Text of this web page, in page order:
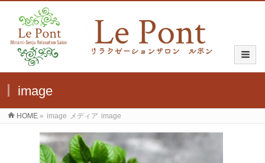
image
HOME » image メディア image